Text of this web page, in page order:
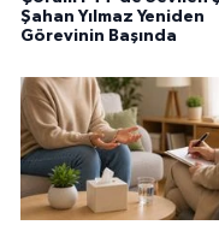
Şahan Yılmaz Yeniden
Görevinin Başında